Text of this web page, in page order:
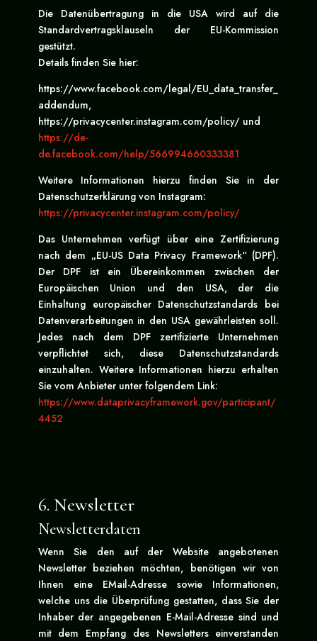
Die Datenübertragung in die USA wird auf die
Standardvertragsklauseln der EU-Kommission
gestützt.
Details finden Sie hier:
https://www.facebook.com/legal/EU_data_transfer_
addendum,
https://privacycenter.instagram.com/policy/ und
https://de-
de.facebook.com/help/566994660333381
Weitere Informationen hierzu finden Sie in der
Datenschutzerklärung von Instagram:
https://privacycenter.instagram.com/policy/
Das Unternehmen verfügt über eine Zertifizierung
nach dem „EU-US Data Privacy Framework“ (DPF).
Der DPF ist ein Übereinkommen zwischen der
Europäischen Union und den USA, der die
Einhaltung europäischer Datenschutzstandards bei
Datenverarbeitungen in den USA gewährleisten soll.
Jedes nach dem DPF zertifizierte Unternehmen
verpflichtet sich, diese Datenschutzstandards
einzuhalten. Weitere Informationen hierzu erhalten
Sie vom Anbieter unter folgendem Link:
https://www.dataprivacyframework.gov/participant/
4452
6. Newsletter
Newsletterdaten
Wenn Sie den auf der Website angebotenen
Newsletter beziehen möchten, benötigen wir von
Ihnen eine EMail-Adresse sowie Informationen,
welche uns die Überprüfung gestatten, dass Sie der
Inhaber der angegebenen E-Mail-Adresse sind und
mit dem Empfang des Newsletters einverstanden